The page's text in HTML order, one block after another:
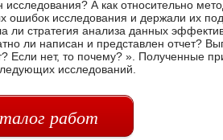
исследования? А как относительно
ошибок исследования и держали их
ли стратегия анализа данных
ли написан и представлен отчет?
Если нет, то почему? ». Полученные
исследований.
работ